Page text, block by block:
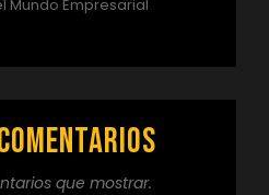
Mundo Empresarial
que mostrar.